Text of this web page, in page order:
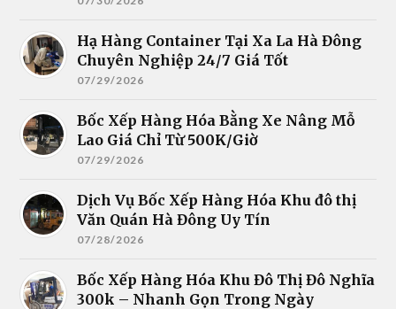
Hạ Hàng Container Tại Xa La Hà Đông
Chuyên Nghiệp 24/7 Giá Tốt
07/29/2026
Bốc Xếp Hàng Hóa Bằng Xe Nâng Mỗ
Lao Giá Chỉ Từ 500K/Giờ
07/29/2026
Dịch Vụ Bốc Xếp Hàng Hóa Khu đô thị
Văn Quán Hà Đông Uy Tín
07/28/2026
Bốc Xếp Hàng Hóa Khu Đô Thị Đô Nghĩa
300k – Nhanh Gọn Trong Ngày